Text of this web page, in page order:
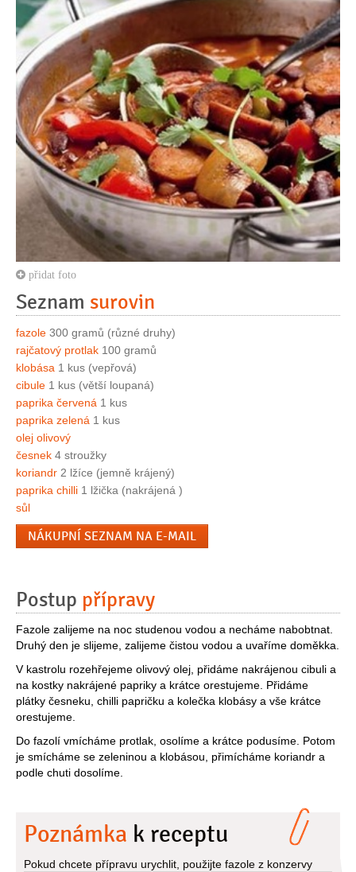
přidat foto
Seznam surovin
fazole 300 gramů (různé druhy)
rajčatový protlak 100 gramů
klobása 1 kus (vepřová)
cibule 1 kus (větší loupaná)
paprika červená 1 kus
paprika zelená 1 kus
olej olivový
česnek 4 stroužky
koriandr 2 lžíce (jemně krájený)
paprika chilli 1 lžička (nakrájená )
sůl
NÁKUPNÍ SEZNAM NA E-MAIL
Postup přípravy
Fazole zalijeme na noc studenou vodou a necháme nabobtnat.
Druhý den je slijeme, zalijeme čistou vodou a uvaříme doměkka.
V kastrolu rozehřejeme olivový olej, přidáme nakrájenou cibuli a
na kostky nakrájené papriky a krátce orestujeme. Přidáme
plátky česneku, chilli papričku a kolečka klobásy a vše krátce
orestujeme.
Do fazolí vmícháme protlak, osolíme a krátce podusíme. Potom
je smícháme se zeleninou a klobásou, přimícháme koriandr a
podle chuti dosolíme.
Poznámka k receptu
Pokud chcete přípravu urychlit, použijte fazole z konzervy